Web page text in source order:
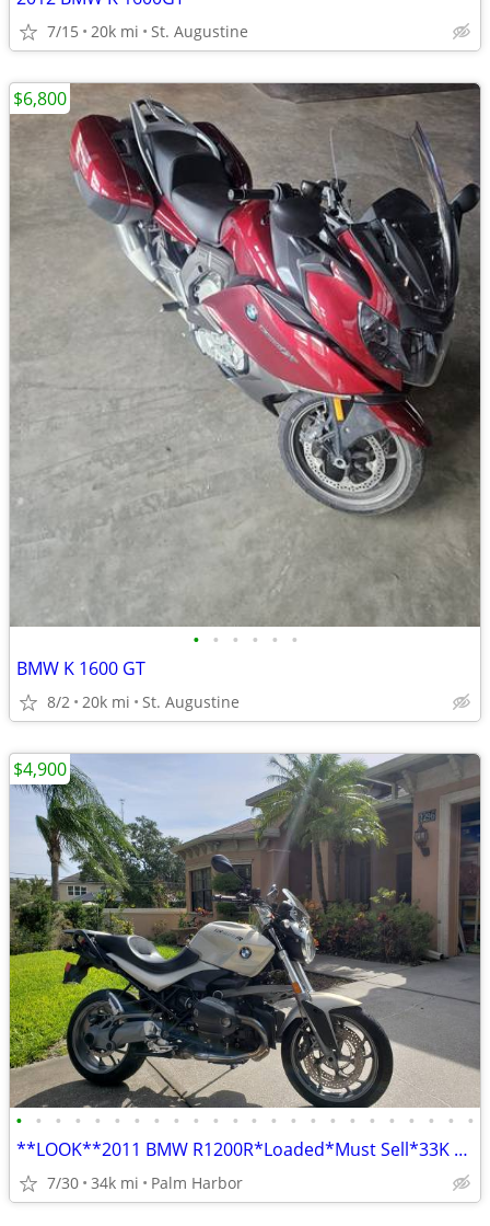
7/15 20k mi St. Augustine
• • • • • •
BMW K 1600 GT
8/2 20k mi St. Augustine
$6,800
• • • • • • • • • • • • • • • • • • • • • • • •
**LOOK**2011 BMW R1200R*Loaded*Must Sell*33K mile*$4,900
7/30 34k mi Palm Harbor
$4,900